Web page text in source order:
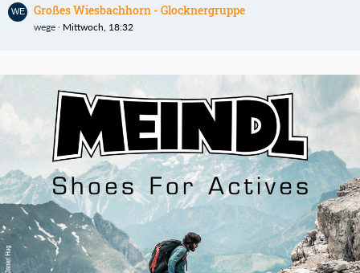
Großes Wiesbachhorn - Glocknergruppe
wege Mittwoch, 18:32